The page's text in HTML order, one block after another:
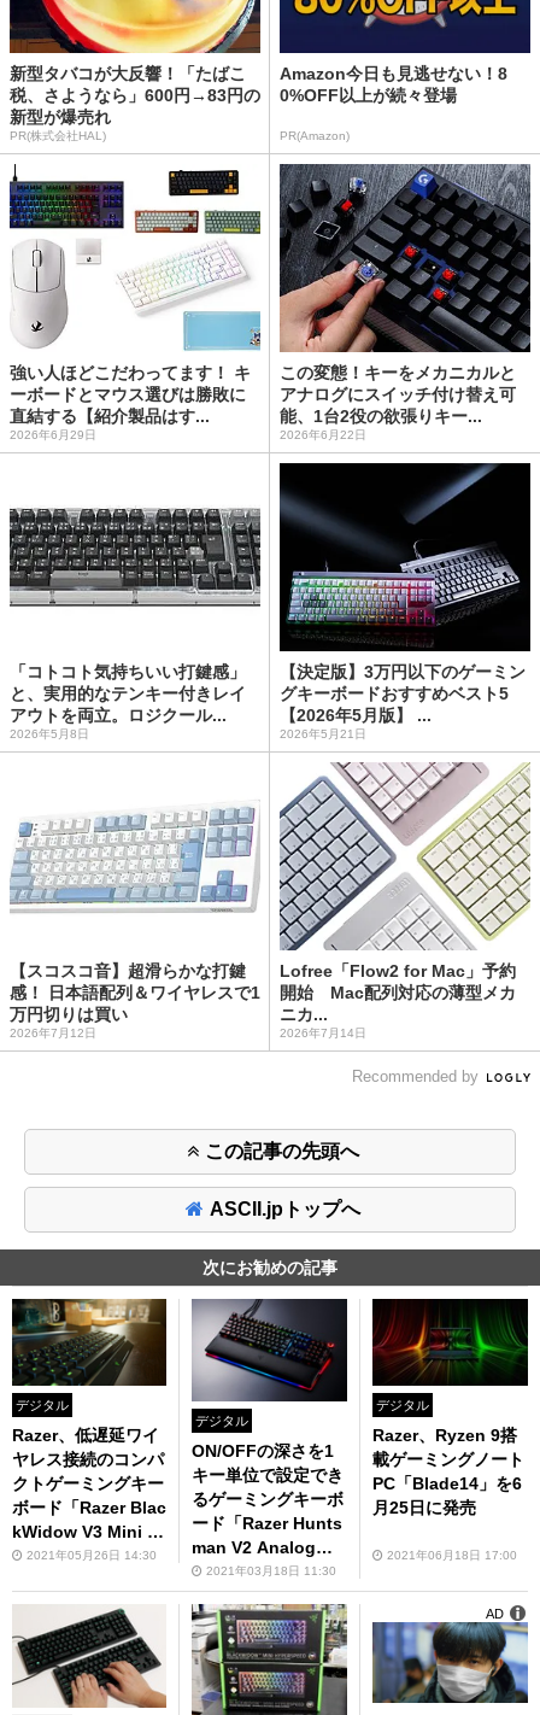
新型タバコが大反響！「たばこ
税、さようなら」600円→83円の
新型が爆売れ
PR(株式会社HAL)
Amazon今日も見逃せない！8
0%OFF以上が続々登場
PR(Amazon)
強い人ほどこだわってます！ キ
ーボードとマウス選びは勝敗に
直結する【紹介製品はす...
2026年6月29日
この変態！キーをメカニカルと
アナログにスイッチ付け替え可
能、1台2役の欲張りキー...
2026年6月22日
「コトコト気持ちいい打鍵感」
と、実用的なテンキー付きレイ
アウトを両立。ロジクール...
2026年5月8日
【決定版】3万円以下のゲーミン
グキーボードおすすめベスト5
【2026年5月版】 ...
2026年5月21日
【スコスコ音】超滑らかな打鍵
感！ 日本語配列＆ワイヤレスで1
万円切りは買い
2026年7月12日
Lofree「Flow2 for Mac」予約
開始 Mac配列対応の薄型メカ
ニカ...
2026年7月14日
Recommended by
この記事の先頭へ
ASCII.jpトップへ
次にお勧めの記事
デジタル
Razer、低遅延ワイ
ヤレス接続のコンパ
クトゲーミングキー
ボード「Razer Blac
kWidow V3 Mini H
yperSpeed」
2021年05月26日 14:30
デジタル
ON/OFFの深さを1
キー単位で設定でき
るゲーミングキーボ
ード「Razer Hunts
man V2 Analog」
レビュー
2021年03月18日 11:30
デジタル
Razer、Ryzen 9搭
載ゲーミングノート
PC「Blade14」を6
月25日に発売
2021年06月18日 17:00
AD